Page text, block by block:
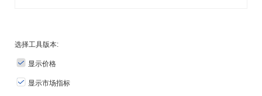
选择工具版本:
显示价格
显示市场指标